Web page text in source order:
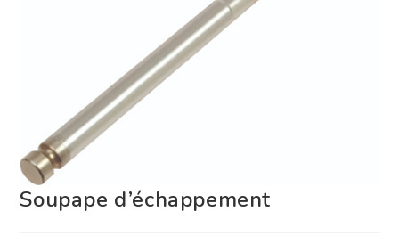
Soupape d’échappement